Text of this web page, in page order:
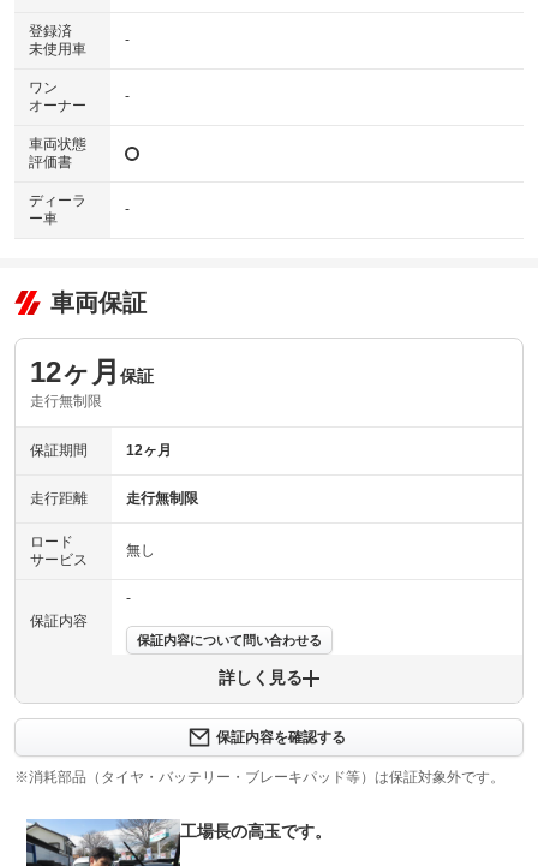
登録済
未使用車
-
ワン
オーナー
-
車両状態
評価書
ディーラ
ー車
-
車両保証
12ヶ月 保証
走行無制限
保証期間 12ヶ月
走行距離 走行無制限
ロード
サービス
無し
保証内容
-
保証内容について問い合わせる
上限金額
免責金 無し
詳しく見る
保証内容を確認する
※消耗部品（タイヤ・バッテリー・ブレーキパッド等）は保証対象外です。
工場長の高玉です。